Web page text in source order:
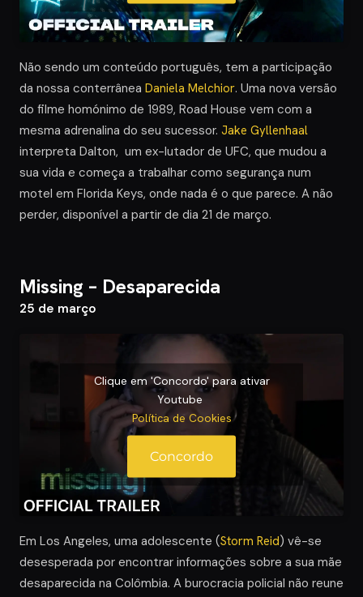
Não sendo um conteúdo português, tem a participação
da nossa conterrânea Daniela Melchior. Uma nova versão
do filme homónimo de 1989, Road House vem com a
mesma adrenalina do seu sucessor. Jake Gyllenhaal
interpreta Dalton, um ex-lutador de UFC, que mudou a
sua vida e começa a trabalhar como segurança num
motel em Florida Keys, onde nada é o que parece. A não
perder, disponível a partir de dia 21 de março.
Missing – Desaparecida
25 de março
Clique em 'Concordo' para ativar
Youtube
Política de Cookies
Concordo
Em Los Angeles, uma adolescente (Storm Reid) vê-se
desesperada por encontrar informações sobre a sua mãe
desaparecida na Colômbia. A burocracia policial não reune